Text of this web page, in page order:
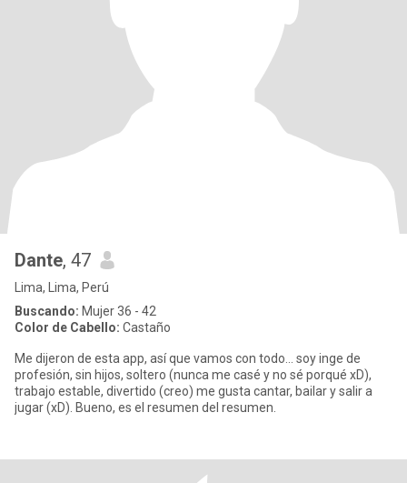
Dante, 47
Lima, Lima, Perú
Buscando: Mujer 36 - 42
Color de Cabello: Castaño
Me dijeron de esta app, así que vamos con todo... soy inge de
profesión, sin hijos, soltero (nunca me casé y no sé porqué xD),
trabajo estable, divertido (creo) me gusta cantar, bailar y salir a
jugar (xD). Bueno, es el resumen del resumen.